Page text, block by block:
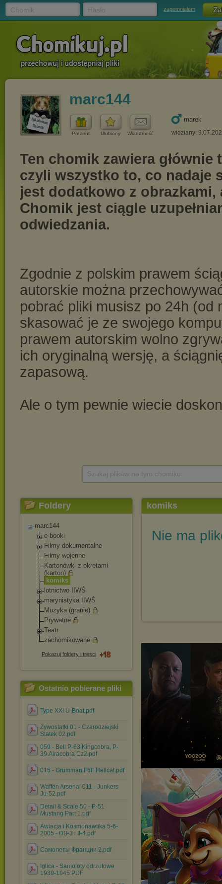
zapomniałem
marc144
Prezent Ulubiony Wiadomość
marek
widziany:
Foldery
marc144
e-booki
Filmy dokumentalne
Filmy wojenne
Kartonówki z okretami
(karton)
komiks
lotnictwo IIWŚ
marynistyka IIWŚ
Muzyka (granie)
Prywatne
Teatr
zachomikowane
Pokazuj foldery i treści
Ostatnio pobierane pliki
Type XXI U-Boat.pdf
Żywostatki 01 - Czarodziejski
Statek 02.pdf
059 - Bell P-63 Kingcobra, P-
39.Airacobra Cz2.pdf
015 - Grumman F6F Hellcat.pdf
Waffen Arsenal 011 - Junkers
Ju-52.pdf
Detail & Scale 50 - P-51
Mustang Part 1.pdf
Awiacja i Kosmonawtika 5-6-
2005 - DB-3 i Ił-4.pdf
Самолеты Франции 2.pdf
Iglica - Samoloty odrzutowe
1939-1945.PDF
komiks
Nie ma